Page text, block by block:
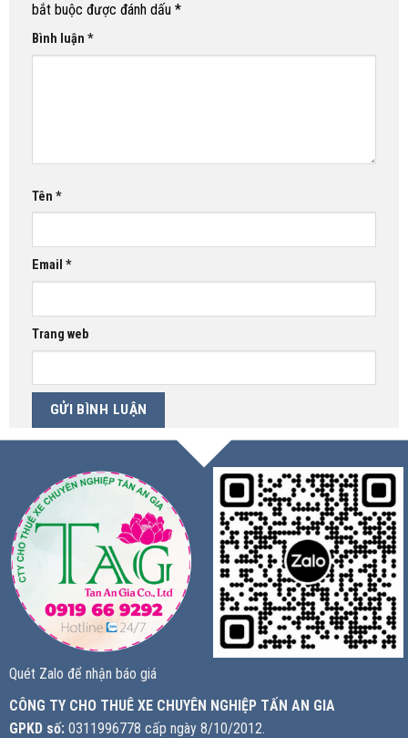
bắt buộc được đánh dấu *
Bình luận *
Tên *
Email *
Trang web
Quét Zalo để nhận báo giá
CÔNG TY CHO THUÊ XE CHUYÊN NGHIỆP TẤN AN GIA
GPKD số: 0311996778 cấp ngày 8/10/2012.